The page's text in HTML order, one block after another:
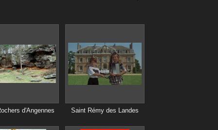
d'Angennes Saint Rémy des Landes